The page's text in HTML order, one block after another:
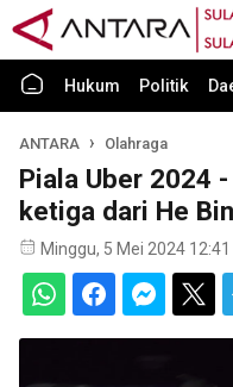
Hukum Politik
ANTARA Olahraga
Piala Uber 2024
ketiga dari He
Minggu, 5 Mei 2024 12:41